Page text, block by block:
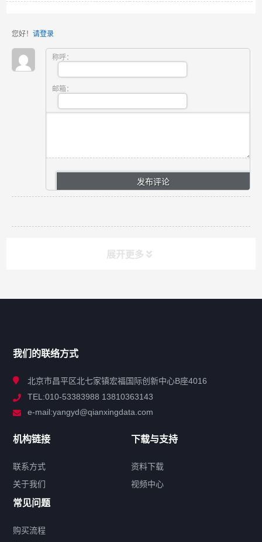
您好！ 请登录
称呼：
邮箱：
展开更多
解决方案
联系方式
我们的联络方式
北京市昌平区北七家镇宏福国际创新中心B座4016
TEL:010-53383988 13810363143
e-mail:yangyd@qianxingdata.com
机构链接
联系方式
关于我们
下载与支持
资料下载
视频中心
常见问题
购买流程